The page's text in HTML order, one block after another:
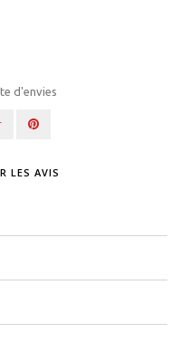
d'envies
LES AVIS